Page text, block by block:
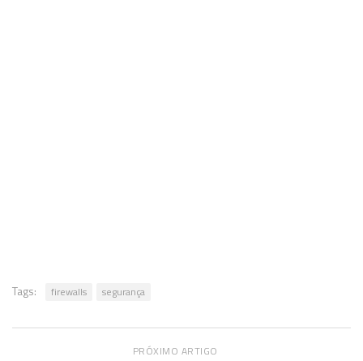
Tags: firewalls segurança
PRÓXIMO ARTIGO